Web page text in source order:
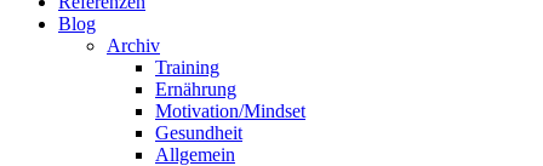
Blog
Archiv
Training
Ernährung
Motivation/Mindset
Gesundheit
Allgemein